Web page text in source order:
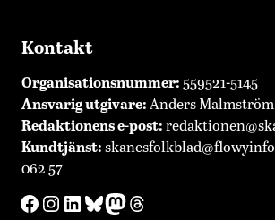
Kontakt
Organisationsnummer: 559521-5145
Ansvarig utgivare: Anders Malmström
Redaktionense-post:
Kundtjänst:
062 57
Facebook
Instagram
LinkedIn
Bluesky
Mastodon
Threads